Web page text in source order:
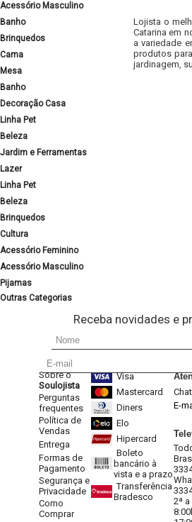
Acessório Masculino
Banho
Brinquedos
Cama
Mesa
Banho
Decoração Casa
Linha Pet
Beleza
Jardim e Ferramentas
Lazer
Linha Pet
Beleza
Brinquedos
Cultura
Acessório Feminino
Acessório Masculino
Pijamas
Outras Categorias
Lojista o
Catarina em
a variedade
produtos
jardinagem,
Receba novidades e
Sobre o
Soulojista
Perguntas
frequentes
Política de
Vendas
Entrega
Formas de
Pagamento
Segurança e
Privacidade
Como
Comprar
Visa
Mastercard
Diners
Elo
Hipercard
Boleto
bancário à
vista e a prazo
Transferência
Bradesco
E-
2ª